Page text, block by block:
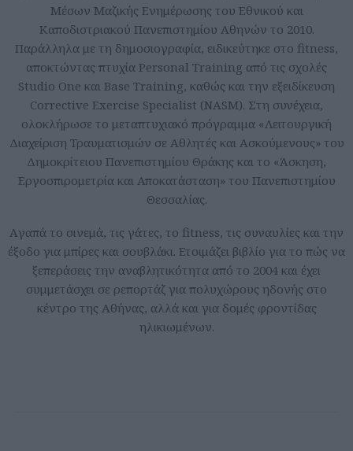
Μέσων Μαζικής Ενημέρωσης του Εθνικού και
Καποδιστριακού Πανεπιστημίου Αθηνών το 2010.
Παράλληλα με τη δημοσιογραφία, ειδικεύτηκε στο fitness,
αποκτώντας πτυχία Personal Training από τις σχολές
Studio One και Base Training, καθώς και την εξειδίκευση
Corrective Exercise Specialist (NASM). Στη συνέχεια,
ολοκλήρωσε το μεταπτυχιακό πρόγραμμα «Λειτουργική
Διαχείριση Τραυματισμών σε Αθλητές και Ασκούμενους» του
Δημοκρίτειου Πανεπιστημίου Θράκης και το «Άσκηση,
Εργοσπιρομετρία και Αποκατάσταση» του Πανεπιστημίου
Θεσσαλίας.
Aγαπά το σινεμά, τις γάτες, το fitness, τις συναυλίες και την
έξοδο για μπίρες και σουβλάκι. Ετοιμάζει βιβλίο για το πώς να
ξεπεράσεις την αναβλητικότητα από το 2004 και έχει
συμμετάσχει σε ρεπορτάζ για πολυχώρους ηδονής στο
κέντρο της Αθήνας, αλλά και για δομές φροντίδας
ηλικιωμένων.